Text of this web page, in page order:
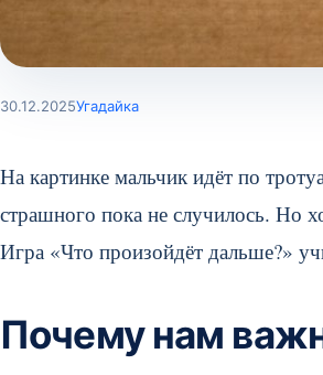
30.12.2025Угадайка
На картинке мальчик идёт по
страшного пока не случилось. Но
Игра «Что произойдёт дальше?»
Почему нам